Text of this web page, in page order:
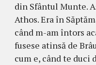
din Sfântul Munte.
Athos. Era în
când m-am întors
fusese atinsă de
cum e, când te duci